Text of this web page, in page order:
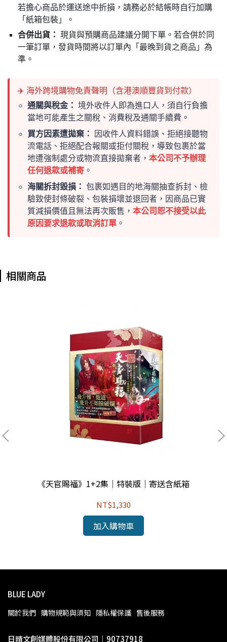
若擔心商品於運送途中折損，請務必於結帳時自行加購
「紙箱包裝」。
合併出貨： 現貨與預購商品建議分開下單。若合併於同
一筆訂單，發貨時間將以訂單內「最晚到貨之商品」為
準。
✈️ 海外跨境購物免責聲明（含港澳順豐貨到付款）
通關與稅金： 境外收件人即為進口人，須自行負擔
當地可能產生之關稅、消費稅及通關手續費。
買方因素遭拋棄：
因收件人資料錯誤、拒絕接聽物
流電話、拒絕配合報關或拒付關稅，導致包裹於當
地遭強制處分或物流直接拋棄者， 本公司不予辦理
任何退款或補寄 。
海關拆封毀損： 包裹如遇目的地海關抽查拆封、檢
驗致使封條破裂、包裝損壞並退回者，因商品已實
質減損價值且無法再次販售， 本公司恕不接受以此
原因要求退款或取消訂單 。
相關商品
《天官賜福》1+2集｜特裝版｜寄送含紙箱
NT$1,330
加入購物車
BLUE LADY
關於我們 購物規範與須知 隱私權保護 售後服務
日晴文創媒體股份有限公司｜90737918